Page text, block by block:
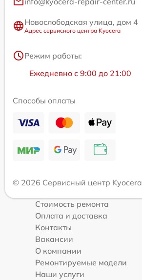
Новослободская улица, дом 4
Адрес сервисного центра Kyocera
Режим работы:
Ежедневно с 9:00 до 21:00
Способы оплаты
© 2026 Сервисный центр Kyocera
Стоимость ремонта
Оплата и доставка
Контакты
Вакансии
О компании
Ремонтируемые модели
Наши услуги